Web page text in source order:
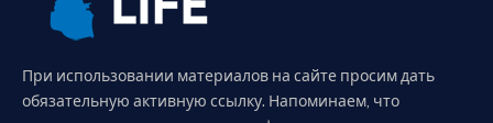
При использовании материалов на сайте просим дать
обязательную активную ссылку. Напоминаем, что